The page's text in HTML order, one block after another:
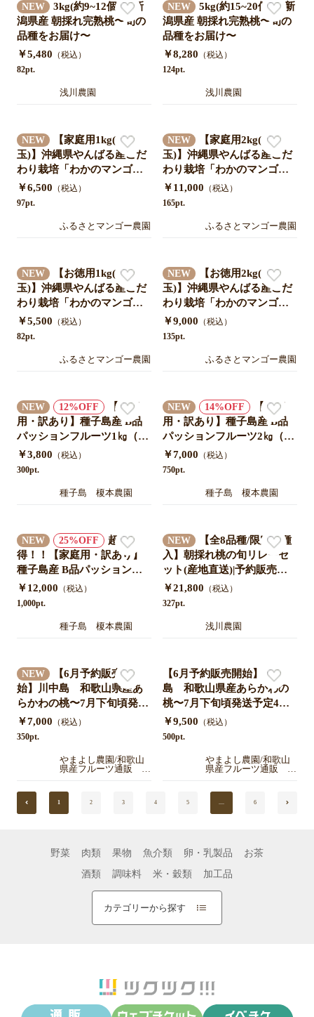
NEW
3kg(約9~12個入)|新
潟県産 朝採れ完熟桃〜旬の
品種をお届け〜
￥5,480 （税込）
82pt.
浅川農園
NEW
5kg(約15~20個入)|新
潟県産 朝採れ完熟桃〜旬の
品種をお届け〜
￥8,280 （税込）
124pt.
浅川農園
NEW
【家庭用1kg(2〜4
玉)】沖縄県やんばる産こだ
わり栽培「わかのマンゴ
ー」送料無料クール便対応
＊農家直送7月中旬発送開始
￥6,500 （税込）
97pt.
ふるさとマンゴー農園
NEW
【家庭用2kg(4〜7
玉)】沖縄県やんばる産こだ
わり栽培「わかのマンゴ
ー」送料無料クール便対応
＊農家直送7月中旬発送開始
￥11,000 （税込）
165pt.
ふるさとマンゴー農園
NEW
【お徳用1kg(2〜4
玉)】沖縄県やんばる産こだ
わり栽培「わかのマンゴ
ー」送料無料クール便対応
＊農家直送7月中旬発送開始
￥5,500 （税込）
82pt.
ふるさとマンゴー農園
NEW
【お徳用2kg(4〜7
玉)】沖縄県やんばる産こだ
わり栽培「わかのマンゴ
ー」送料無料クール便対応
＊農家直送7月中旬発送開始
￥9,000 （税込）
135pt.
ふるさとマンゴー農園
NEW 12
【家庭
用・訳あり】種子島産 B品
パッションフルーツ1㎏（10
-12個）送料込み｜産地直送
￥3,800 （税込）
300pt.
種子島 榎本農園
NEW 14
【家庭
用・訳あり】種子島産 B品
パッションフルーツ2㎏（20
-24個）送料込み｜産地直送
￥7,000 （税込）
750pt.
種子島 榎本農園
NEW 25
超お
得！！【家庭用・訳あり】
種子島産 B品パッションフ
ルーツ5㎏（50-60個）送料
込み｜産地直送
￥12,000 （税込）
1,000pt.
種子島 榎本農園
NEW
【全8品種/限定品種
入】朝採れ桃の旬リレーセ
ット(産地直送)|予約販売限
定•送料無料
￥21,800 （税込）
327pt.
浅川農園
NEW
【6月予約販売開
始】川中島 和歌山県産あ
らかわの桃〜7月下旬頃発送
予定4㎏（約12〜13個）/家
庭用
￥7,000 （税込）
350pt.
やまよし農園/和歌山
県産フルーツ通販 あ
送
【6月予約販売開始】川中
島 和歌山県産あらかわの
桃〜7月下旬頃発送予定4㎏
（約12〜13個）/青秀ギフト
￥9,500 （税込）
500pt.
やまよし農園/和歌山
県産フルーツ通販 あ
送
1 2 3 4 5 .... 6
野菜 肉類 果物 魚介類 卵・乳製品
お茶
酒類
調味料 米・穀類 加工品
カテゴリーから探す